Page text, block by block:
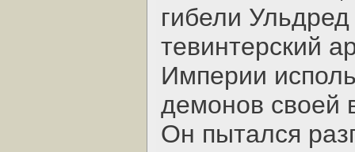
гибели
тевинтерский
Империи
демонов своей
Он пытался